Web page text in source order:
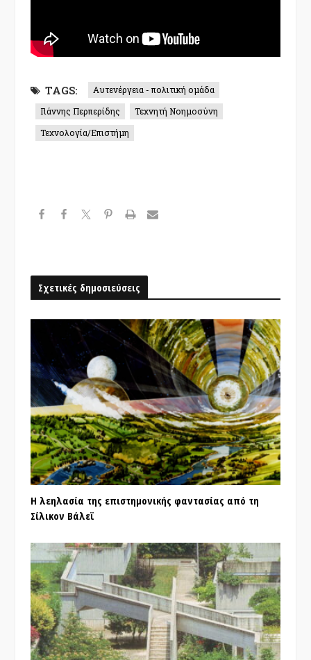
TAGS:
Αυτενέργεια - πολιτική ομάδα
Γιάννης Περπερίδης
Τεχνητή Νοημοσύνη
Τεχνολογία/Επιστήμη
Σχετικές δημοσιεύσεις
Η λεηλασία της επιστημονικής φαντασίας από τη
Σίλικον Βάλεϊ